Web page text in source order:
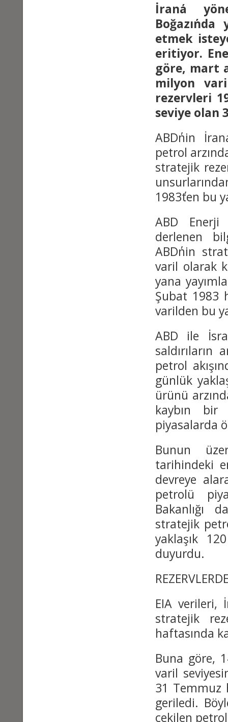
İran΄a
etmek
eritiyor.
göre, mart
milyon
rezervleri
seviye olan
ABD΄nin
petrol
stratejik
1983΄ten bu
ABD Enerji
derlenen
ABD΄nin
varil olarak
yana
Şubat 1983
varilden bu
ABD ile
saldırıların
petrol
günlük
ürünü
kaybın bir
piyasalarda
Bunun
tarihindeki
devreye
petrolü
Bakanlığı
stratejik
yaklaşık
duyurdu.
EIA verileri,
stratejik
haftasında
Buna göre,
varil
31 Temmuz
geriledi.
çekilen